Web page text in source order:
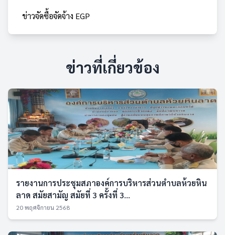
ข่าวจัดซื้อจัดจ้าง EGP
ข่าวที่เกี่ยวข้อง
รายงานการประชุมสภาองค์การบริหารส่วนตำบลห้วยหิน
ลาด สมัยสามัญ สมัยที่ 3 ครั้งที่ 3...
20 พฤศจิกายน 2568